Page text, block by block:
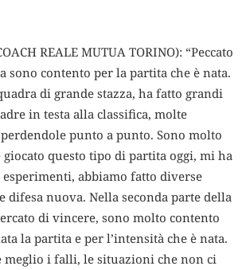
REALE MUTUA TORINO): “Peccato
sono contento per la partita che è nata.
di grande stazza, ha fatto grandi
in testa alla classifica, molte
punto a punto. Sono molto
questo tipo di partita oggi, mi ha
abbiamo fatto diverse
difesa nuova. Nella seconda parte della
di vincere, sono molto contento
la partita e per l’intensità che è nata.
meglio i falli, le situazioni che non ci